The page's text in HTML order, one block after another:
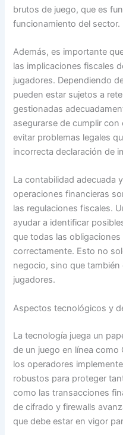
brutos de juego, que es
funcionamiento del sector.
Además, es importante
las implicaciones fiscales
jugadores. Dependiendo
pueden estar sujetos a
gestionadas
asegurarse de cumplir
evitar problemas legales
incorrecta declaración de
La contabilidad adecuada
operaciones financieras
las regulaciones fiscales.
ayudar a identificar
que todas las
correctamente. Esto no
negocio, sino que
jugadores.
Aspectos tecnológicos y
La tecnología juega un
de un juego en línea como
los operadores
robustos para proteger
como las transacciones
de cifrado y firewalls
que debe estar en vigor